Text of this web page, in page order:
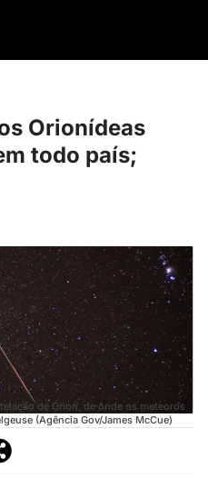
Orionídeas
todo país;
de Órion, de onde os meteoros
(Agência Gov/James McCue)